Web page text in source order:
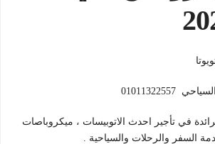
في تأجير احدث الاتوبيسات ، ميكروباصات
السفر والرحلات والسياحية .